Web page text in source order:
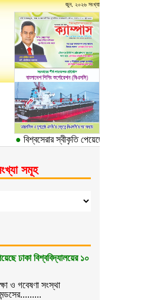
জুন, ২০২৬ সংখ্যা
বিশ্বসেরার স্বীকৃতি পেয়েছে ঢাকা
সমূহ
ঢাকা বিশ্ববিদ্যালয়ের ১০
ও গবেষণা সংস্থা